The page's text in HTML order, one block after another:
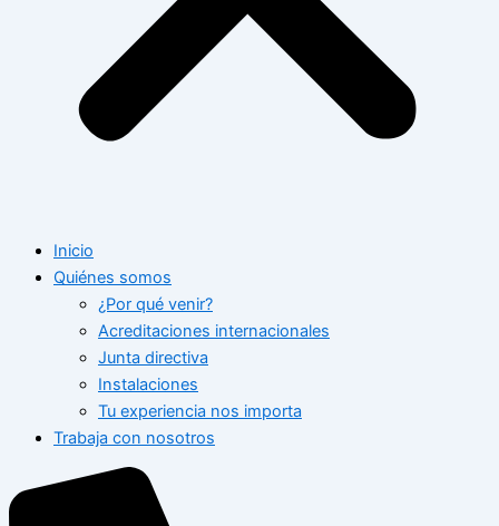
Inicio
Quiénes somos
¿Por qué venir?
Acreditaciones internacionales
Junta directiva
Instalaciones
Tu experiencia nos importa
Trabaja con nosotros